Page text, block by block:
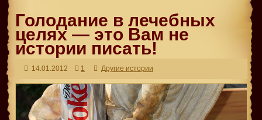
Голодание в лечебных
целях — это Вам не
истории писать!
14.01.2012 1 Другие истории